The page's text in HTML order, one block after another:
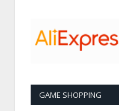
GAME SHOPPING